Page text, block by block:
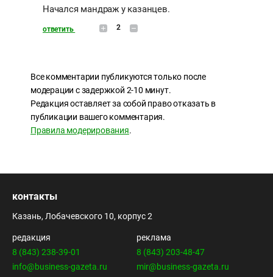
Начался мандраж у казанцев.
ответить 2
Все комментарии публикуются только после
модерации с задержкой 2-10 минут.
Редакция оставляет за собой право отказать в
публикации вашего комментария.
Правила модерирования.
контакты
Казань, Лобачевского 10, корпус 2
редакция
8 (843) 238-39-01
info@business-gazeta.ru
реклама
8 (843) 203-48-47
mir@business-gazeta.ru